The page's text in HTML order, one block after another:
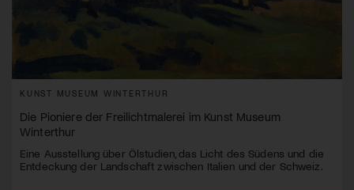
KUNST MUSEUM WINTERTHUR
Die Pioniere der Freilichtmalerei im Kunst Museum
Winterthur
Eine Ausstellung über Ölstudien, das Licht des Südens und die
Entdeckung der Landschaft zwischen Italien und der Schweiz.